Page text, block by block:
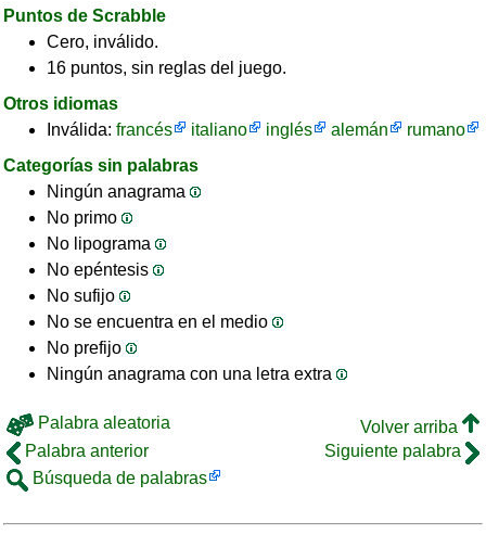
Puntos de Scrabble
Cero, inválido.
16 puntos, sin reglas del juego.
Otros idiomas
Inválida: francés italiano inglés alemán
rumano
Categorías sin palabras
Ningún anagrama
No primo
No lipograma
No epéntesis
No sufijo
No se encuentra en el medio
No prefijo
Ningún anagrama con una letra extra
Palabra aleatoria
Volver arriba
Palabra anterior
Siguiente palabra
Búsqueda de palabras